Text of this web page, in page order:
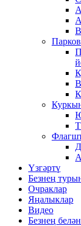
Үзгәртү
Безнең
Очраклар
Яңалыклар
Видео
Безнең